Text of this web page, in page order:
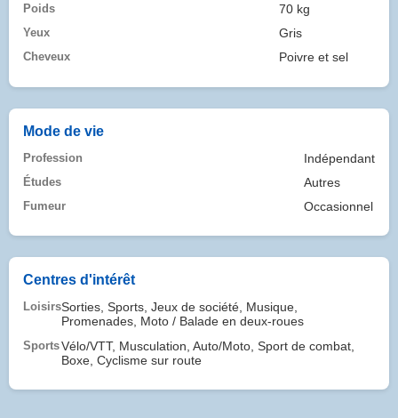
Poids 70 kg
Yeux Gris
Cheveux Poivre et sel
Mode de vie
Profession Indépendant
Études Autres
Fumeur Occasionnel
Centres d'intérêt
LoisirsSorties, Sports, Jeux de société, Musique,
Promenades, Moto / Balade en deux-roues
SportsVélo/VTT, Musculation, Auto/Moto, Sport de combat,
Boxe, Cyclisme sur route